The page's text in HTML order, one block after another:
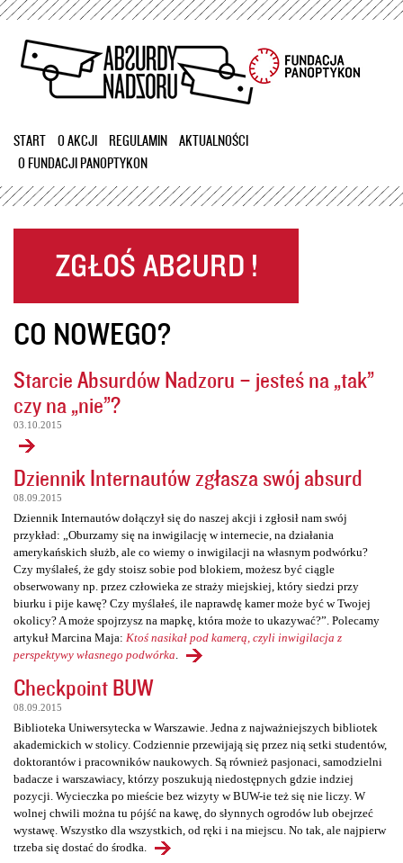
Przejdź
treści
START O AKCJI REGULAMIN
AKTUALNOŚCI
O FUNDACJI PANOPTYKON
CO NOWEGO?
Starcie Absurdów Nadzoru – jesteś na „tak”
czy na „nie”?
03.10.2015
Dziennik Internautów zgłasza swój absurd
08.09.2015
Dziennik Internautów dołączył się do naszej akcji i zgłosił nam swój
przykład: „Oburzamy się na inwigilację w internecie, na działania
amerykańskich służb, ale co wiemy o inwigilacji na własnym podwórku?
Czy myślałeś, że gdy stoisz sobie pod blokiem, możesz być ciągle
obserwowany np. przez człowieka ze straży miejskiej, który siedzi przy
biurku i pije kawę? Czy myślałeś, ile naprawdę kamer może być w Twojej
okolicy? A może spojrzysz na mapkę, która może to ukazywać?”. Polecamy
artykuł Marcina Maja: Ktoś nasikał pod kamerą, czyli inwigilacja z
perspektywy własnego podwórka
Checkpoint BUW
08.09.2015
Biblioteka Uniwersytecka w Warszawie. Jedna z najważniejszych bibliotek
akademickich w stolicy. Codziennie przewijają się przez nią setki studentów,
doktorantów i pracowników naukowych. Są również pasjonaci, samodzielni
badacze i warszawiacy, którzy poszukują niedostępnych gdzie indziej
pozycji. Wycieczka po mieście bez wizyty w BUW-ie też się nie liczy. W
wolnej chwili można tu pójść na kawę, do słynnych ogrodów lub obejrzeć
wystawę. Wszystko dla wszystkich, od ręki i na miejscu. No tak, ale najpierw
trzeba się dostać do środka.